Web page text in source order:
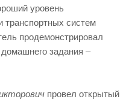
уровень
транспортных систем
продемонстрировал
задания –
провел открытый